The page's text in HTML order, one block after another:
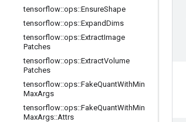
tensorflow::ops::EnsureShape
tensorflow::ops::ExpandDims
tensorflow::ops::ExtractImage
Patches
tensorflow::ops::ExtractVolume
Patches
tensorflow::ops::FakeQuantWithMin
MaxArgs
tensorflow::ops::FakeQuantWithMin
MaxArgs::Attrs